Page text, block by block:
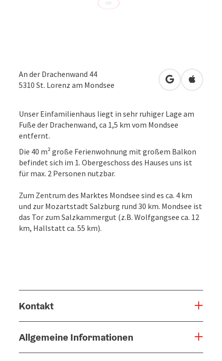
An der Drachenwand 44
5310 St. Lorenz am Mondsee in Google
in
Unser Einfamilienhaus liegt in sehr ruhiger Lage am
Fuße der Drachenwand, ca 1,5 km vom Mondsee
entfernt.
Die 40 m² große Ferienwohnung mit großem Balkon
befindet sich im 1. Obergeschoss des Hauses uns ist
für max. 2 Personen nutzbar.
Zum Zentrum des Marktes Mondsee sind es ca. 4 km
und zur Mozartstadt Salzburg rund 30 km. Mondsee ist
das Tor zum Salzkammergut (z.B. Wolfgangsee ca. 12
km, Hallstatt ca. 55 km).
Kontakt
Allgemeine Informationen